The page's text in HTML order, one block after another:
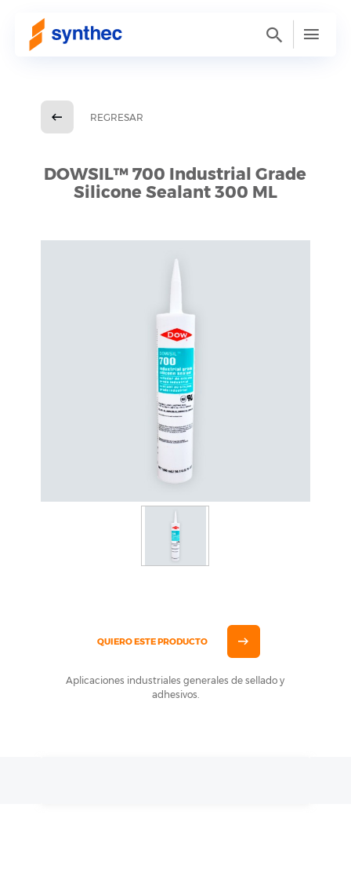
REGRESAR
DOWSIL™ 700 Industrial Grade
Silicone Sealant 300 ML
QUIERO ESTE PRODUCTO
Aplicaciones industriales generales de sellado y
adhesivos.